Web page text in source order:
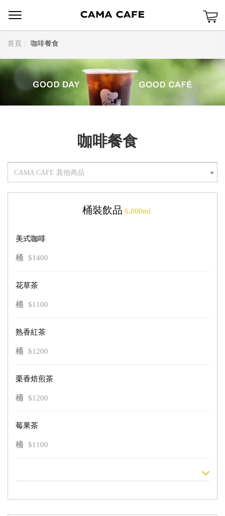
首頁 咖啡餐食
咖啡餐食
CAMA CAFE 其他商品
桶裝飲品 6,000ml
美式咖啡
桶 $1400
花草茶
桶 $1100
熟香紅茶
桶 $1200
栗香焙煎茶
桶 $1200
莓果茶
桶 $1100